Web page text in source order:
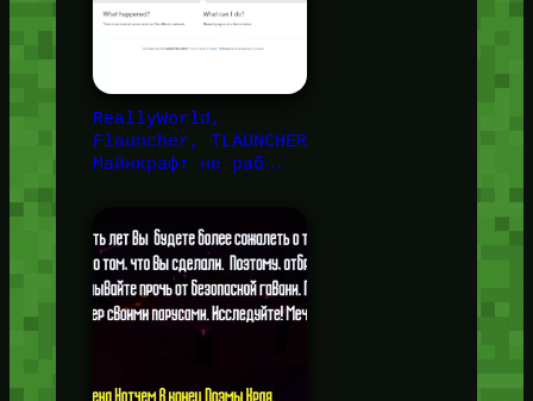
ReallyWorld,
Flauncher, TLAUNCHER
Майнкрафт не раб…